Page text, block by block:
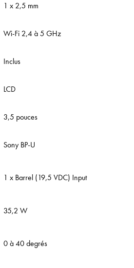
1 x 2,5 mm
Wi-Fi 2,4 à 5 GHz
Inclus
LCD
3,5 pouces
Sony BP-U
1 x Barrel (19,5 VDC) Input
35,2 W
0 à 40 degrés